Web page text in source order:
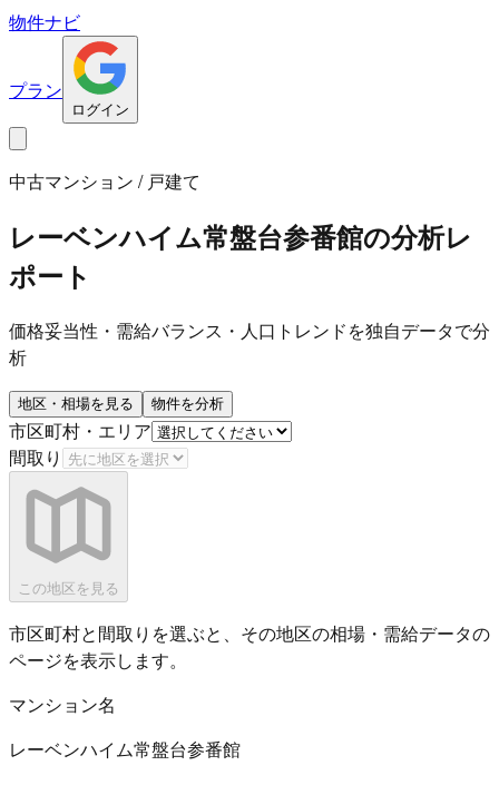
物件ナビ
プラン
ログイン
中古マンション / 戸建て
レーベンハイム常盤台参番館の分析レ
ポート
価格妥当性・需給バランス・人口トレンドを独自データで分
析
地区・相場を見る 物件を分析
市区町村・エリア
間取り
この地区を見る
市区町村と間取りを選ぶと、その地区の相場・需給データの
ページを表示します。
マンション名
レーベンハイム常盤台参番館